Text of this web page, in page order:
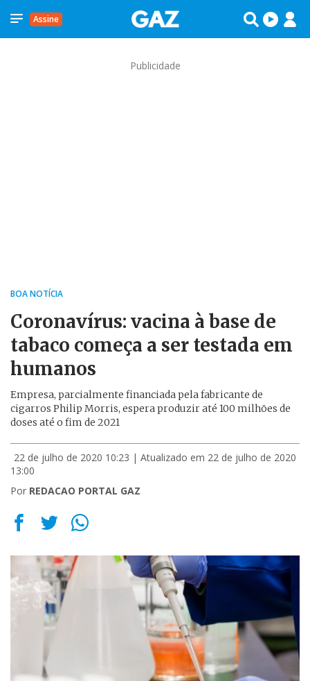
Assine
Publicidade
BOA NOTÍCIA
Coronavírus: vacina à base de
tabaco começa a ser testada em
humanos
Empresa, parcialmente financiada pela fabricante de
cigarros Philip Morris, espera produzir até 100 milhões de
doses até o fim de 2021
22 de julho de 2020 10:23 | Atualizado em 22 de julho de 2020
13:00
Por REDACAO PORTAL GAZ